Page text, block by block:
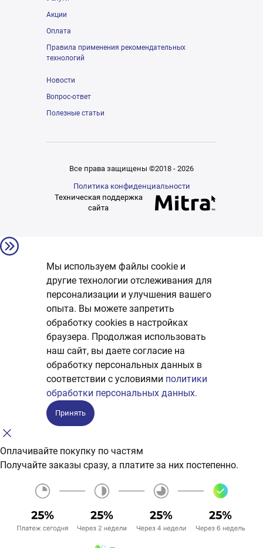
Акции
Оплата
Правила применения рекомендательных
технологий
Новости
Вопрос-ответ
Полезные статьи
Все права защищены ©2018 - 2026
Политика конфиденциальности
Техническая поддержка
сайта
Мы используем файлы cookie и
другие технологии отслеживания для
персонализации и улучшения вашего
опыта. Вы можете запретить
обработку сookies в настройках
браузера. Продолжая использовать
наш сайт, вы даете согласие на
обработку персональных данных в
соответствии с условиями политики
обработки персональных данных.
Принять
Оплачивайте покупку по частям
Получайте заказы сразу, а платите за них постепенно.